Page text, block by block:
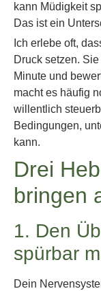
kann Müdigkeit
Das ist ein
Ich erlebe oft,
Druck setzen.
Minute und
macht es häufig
willentlich
Bedingungen,
kann.
Drei
bringen
1. Den
spürbar
Dein